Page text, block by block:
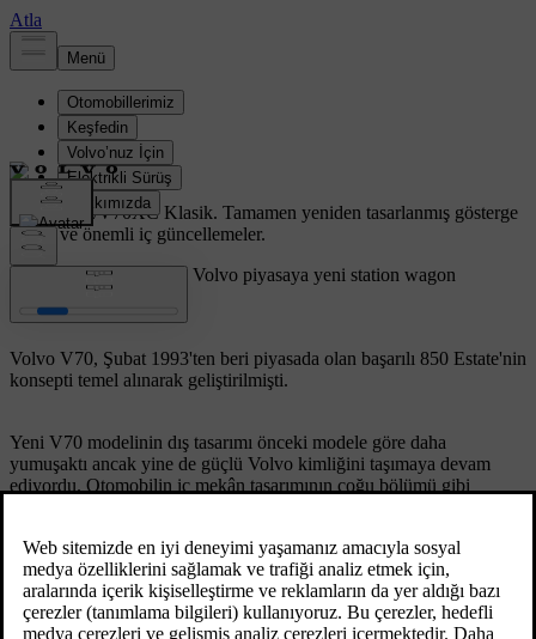
Volvo V70/V70XC Klasik. Tamamen yeniden tasarlanmış gösterge
paneli ve önemli iç güncellemeler.
1996 yılının sonlarında, Volvo piyasaya yeni station wagon
otomobili V70'i tanıttı.
Volvo V70, Şubat 1993'ten beri piyasada olan başarılı 850 Estate'nin
konsepti temel alınarak geliştirilmişti.
Yeni V70 modelinin dış tasarımı önceki modele göre daha
yumuşaktı ancak yine de güçlü Volvo kimliğini taşımaya devam
ediyordu. Otomobilin iç mekân tasarımının çoğu bölümü gibi
V70 modellerine yapılan ilginç ve başarılı bir yenilik de 4x4 XC70
modelinin eklenmesiydi.